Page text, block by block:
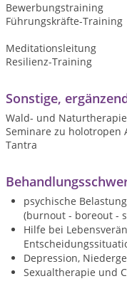
Bewerbungstraining
Führungskräfte-Training
Meditationsleitung
Resilienz-Training
Sonstige,
Wald- und Naturtherapie
Seminare zu holotropen
Tantra
psychische
(burnout - boreout -
Hilfe bei
Depression,
Sexualtherapie und